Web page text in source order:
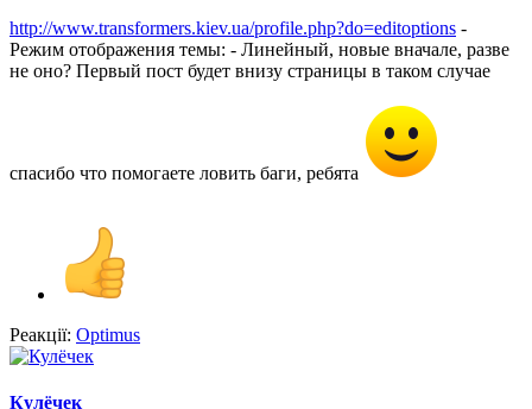
http://www.transformers.kiev.ua/profile.php?do=editoptions -
Режим отображения темы: - Линейный, новые вначале, разве
не оно? Первый пост будет внизу страницы в таком случае
спасибо что помогаете ловить баги, ребята
Реакції: Optimus
Кулёчек